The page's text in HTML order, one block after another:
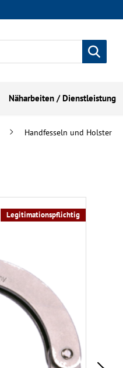
Näharbeiten / Dienstleistung
Handfesseln und Holster
Legitimationspflichtig